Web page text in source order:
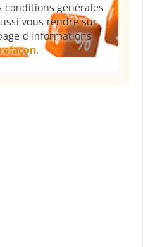
conditions générales
vous rendre sur
d'informations
.